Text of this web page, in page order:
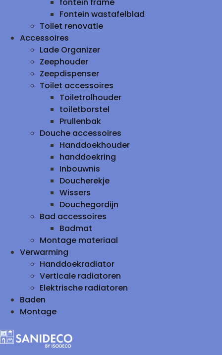
Fontein wastafelblad
Toilet renovatie
Accessoires
Lade Organizer
Zeephouder
Zeepdispenser
Toilet accessoires
Toiletrolhouder
toiletborstel
Prullenbak
Douche accessoires
Handdoekhouder
handdoekring
Inbouwnis
Doucherekje
Wissers
Douchegordijn
Bad accessoires
Badmat
Montage materiaal
Verwarming
Handdoekradiator
Verticale radiatoren
Elektrische radiatoren
Baden
Montage